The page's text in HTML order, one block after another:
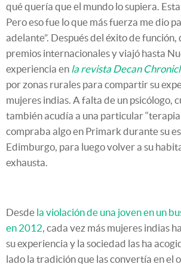
qué quería que el mundo lo supiera.
Pero eso fue lo que más fuerza me dio
adelante”. Después del éxito de función,
premios internacionales y viajó hasta
experiencia en la revista Decan
por zonas rurales para compartir su
mujeres indias. A falta de un psicólogo,
también acudía a una particular “terapia
compraba algo en Primark durante su
Edimburgo, para luego volver a su
exhausta.
Desde la violación de una joven en un
en 2012, cada vez más mujeres indias
su experiencia y la sociedad las ha
lado la tradición que las convertía en el